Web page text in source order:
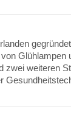
Glühlampen
zwei weiteren